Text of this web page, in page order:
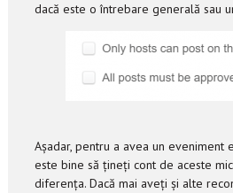
dacă este o întrebare generală sau
Așadar, pentru a avea un eveniment
este bine să țineți cont de aceste
diferența. Dacă mai aveți și alte